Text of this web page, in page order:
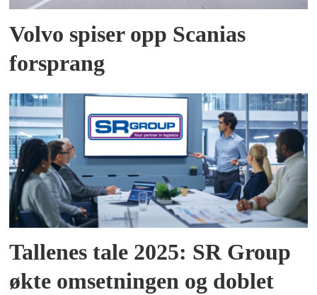
Volvo spiser opp Scanias
forsprang
Tallenes tale 2025: SR Group
økte omsetningen og doblet